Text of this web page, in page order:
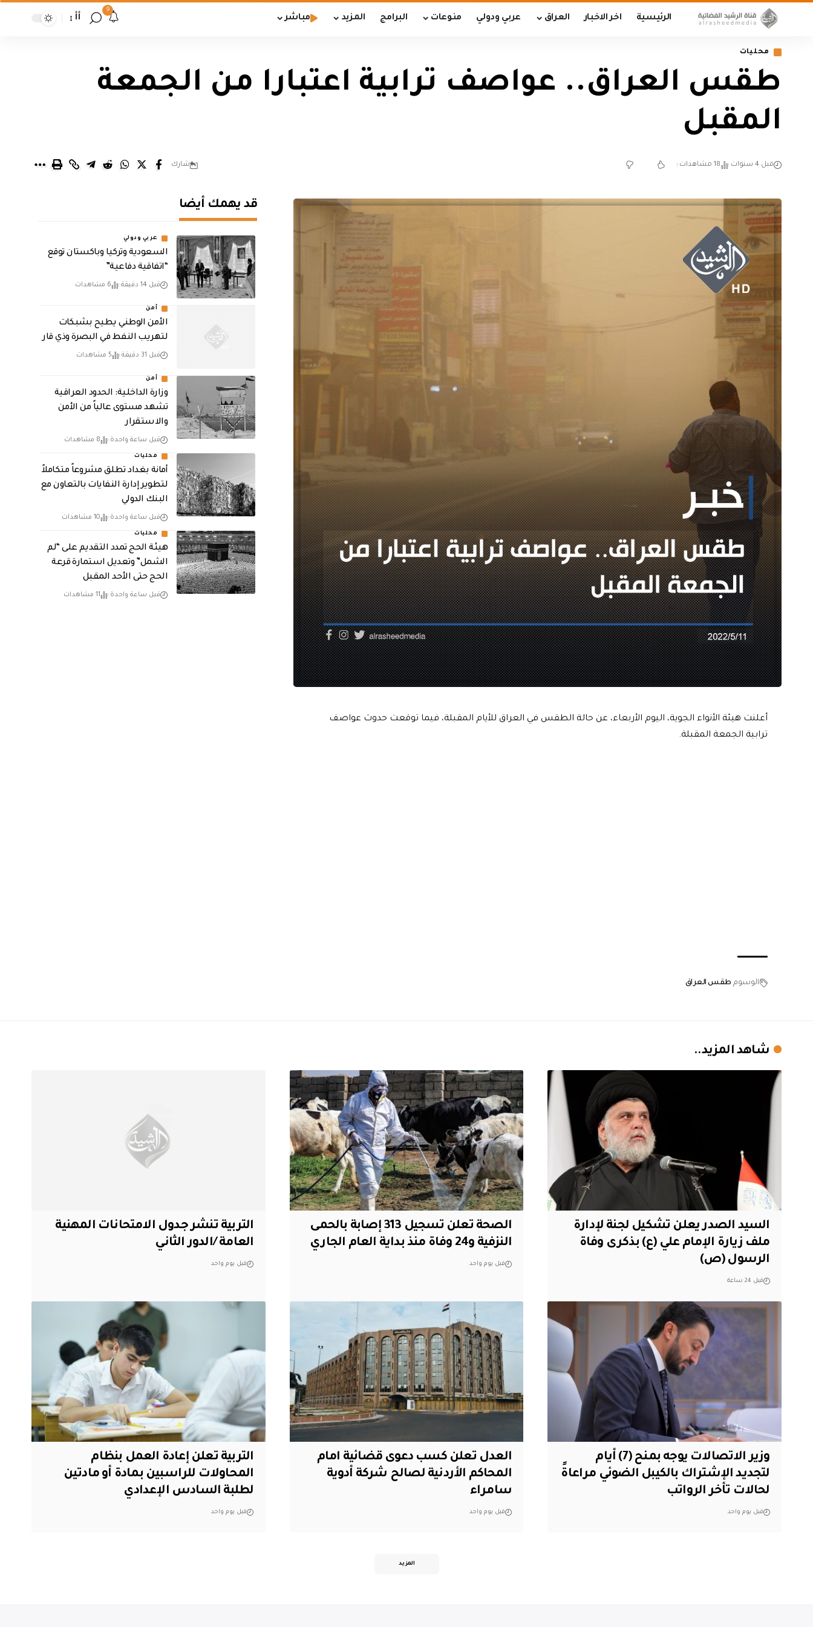
الرئيسية اخر الاخبار العراق عربي ودولي منوعات البرامج المزيد مباشر
9
أأ
محليات
طقس العراق.. عواصف ترابية اعتبارا من الجمعة
المقبل
قبل 4 سنوات 18 مشاهدات شارك
أعلنت هيئة الأنواء الجوية، اليوم الأربعاء، عن حالة الطقس في العراق للأيام المقبلة، فيما توقعت حدوث عواصف
ترابية الجمعة المقبلة.
الوسوم طقس العراق
قد يهمك أيضا
عربي ودولي
السعودية وتركيا وباكستان توقع
“اتفاقية دفاعية”
قبل 14 دقيقة 6 مشاهدات
أمن
الأمن الوطني يطيح بشبكات
لتهريب النفط في البصرة وذي قار
قبل 31 دقيقة 5 مشاهدات
أمن
وزارة الداخلية: الحدود العراقية
تشهد مستوى عالياً من الأمن
والاستقرار
قبل ساعة واحدة 8 مشاهدات
محليات
أمانة بغداد تطلق مشروعاً متكاملاً
لتطوير إدارة النفايات بالتعاون مع
البنك الدولي
قبل ساعة واحدة 10 مشاهدات
محليات
هيئة الحج تمدد التقديم على “لم
الشمل” وتعديل استمارة قرعة
الحج حتى الأحد المقبل
قبل ساعة واحدة 11 مشاهدات
شاهد المزيد..
السيد الصدر يعلن تشكيل لجنة لإدارة
ملف زيارة الإمام علي (ع) بذكرى وفاة
الرسول (ص)
قبل 24 ساعة
الصحة تعلن تسجيل 313 إصابة بالحمى
النزفية و24 وفاة منذ بداية العام الجاري
قبل يوم واحد
التربية تنشر جدول الامتحانات المهنية
العامة /الدور الثاني
قبل يوم واحد
وزير الاتصالات يوجه بمنح (7) أيام
لتجديد الإشتراك بالكيبل الضوئي مراعاةً
لحالات تأخر الرواتب
قبل يوم واحد
العدل تعلن كسب دعوى قضائية امام
المحاكم الأردنية لصالح شركة أدوية
سامراء
قبل يوم واحد
التربية تعلن إعادة العمل بنظام
المحاولات للراسبين بمادة أو مادتين
لطلبة السادس الإعدادي
قبل يوم واحد
المزيد